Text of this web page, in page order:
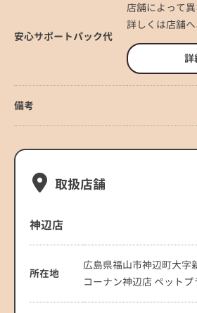
安心サポートパック代
店舗によって異
詳しくは店舗へ
詳
備考
取扱店舗
神辺店
所在地
広島県福山市神辺町大字
コーナン神辺店 ペットプ